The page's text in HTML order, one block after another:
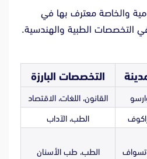
والخاصة معترف بها في
التخصصات الطبية والهندسية.
التخصصات البارزة
القانون، اللغات، الاقتصاد
الطب، الآداب
الطب، طب الأسنان